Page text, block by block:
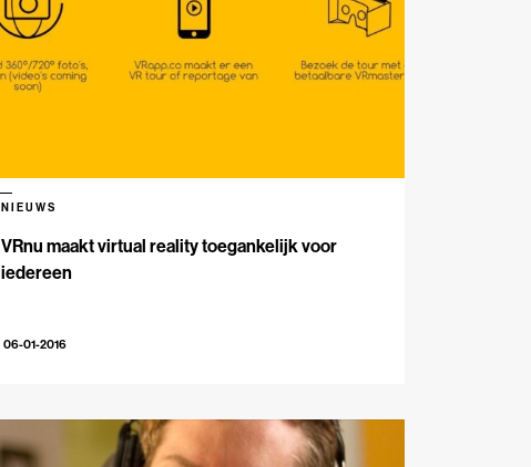
VRnu maakt virtual reality toegankelijk voor
iedereen
NIEUWS
06-01-2016